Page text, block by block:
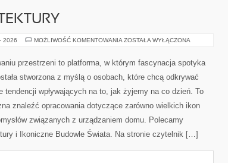
MOŻLIWOŚĆ KOMENTOWANIAHISTORIA
ARCHITEKTURY
ZOSTAŁA WYŁĄCZONA
Serwis poświęcony projektowaniu przestrzeni to
platforma, w którym fascynacja spotyka się z
doświadczeniem. Strona została stworzona z myślą o
osobach, które chcą odkrywać świat realizacji,